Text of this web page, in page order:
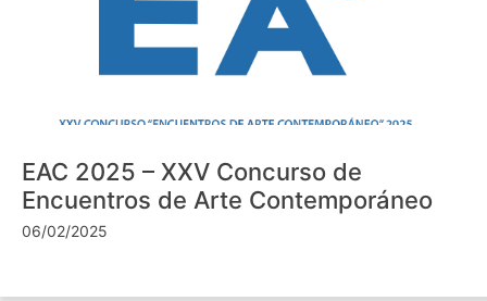
EAC 2025 – XXV Concurso de
Encuentros de Arte Contemporáneo
06/02/2025